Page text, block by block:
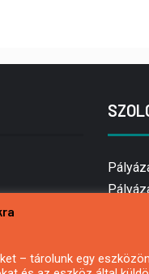
– tárolunk egy